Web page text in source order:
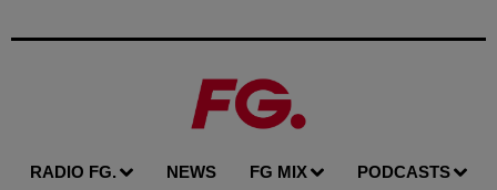
RADIO FG. NEWS FG MIX PODCASTS